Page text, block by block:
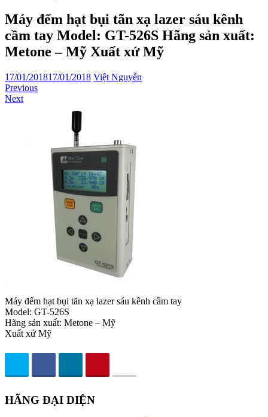
Máy đếm hạt bụi tãn xạ lazer sáu kênh
cầm tay Model: GT-526S Hãng sản xuất:
Metone – Mỹ Xuất xứ Mỹ
17/01/201817/01/2018 Việt Nguyễn
Previous
Next
Máy đếm hạt bụi tãn xạ lazer sáu kênh cầm tay
Model: GT-526S
Hãng sản xuất: Metone – Mỹ
Xuất xứ Mỹ
HÃNG ĐẠI DIỆN